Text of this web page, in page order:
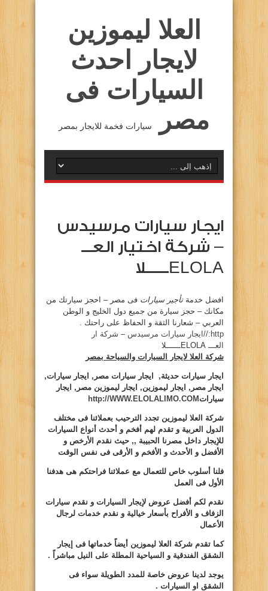
العلا ليموزين
لايجار احدث
السيارات فى
مصر
سيارات فخمة للايجار بمصر
ايجار سيارات مرسيدس
– شركة اختيار العـــ
ELOLAــــــلا
افضل خدمةتأجير سيارات فى مصر – احجز سيارتك من
مكانك – حجز سيارة من جميع دول الخليج و الوطن
العربي – شعارنا الثقة و الحفاظ على راحتك .
http://ايجار سيارات مرسيدس – شركة ار
العـــ ELOLAــــــلا
شركة العلا لايجار السيارات والسياحة بمصر
ايجار سيارات حديثة, ايجار سيارات مصر, ايجار سيارات,
ايجار مصر, ايجار ليموزين, ايجار ليموزين مصر, ايجار
سياراتhttp://WWW.ELOLALIMO.COM
شركة العلا ليموزين تجدد الترحيب بعملائنا فى مختلف
الدول العربية و تقدم لهم أفخم و أحدث أنواع السيارات
للإيجار داخل مصرنا الحبيبة ,, حيث نقدم الأرخص و
الأفضل و الأحدث و الأفخم و الأرقى فى نفس الوقت
فلنا أسلوب خاص للتعمال مع عملائنا فراحتكم هى هدفنا
الأول فى العمل
نقدم لكم أفضل عروض لإيجار السيارات و نقدم سيارات
الزفاف و الأفراح بأسعار خيالية و نقدم خدمات لرجال
الأعمال
كما تقدم شركة العلا ليموزين أيضاً خدماتها فى إيجار
الشقق الفندقية و السياحية المطلة على النيل مباشراً .
يوجد لدينا عروض خاصة للمدد الطويلة سواء فى
الشقق او السيارات .